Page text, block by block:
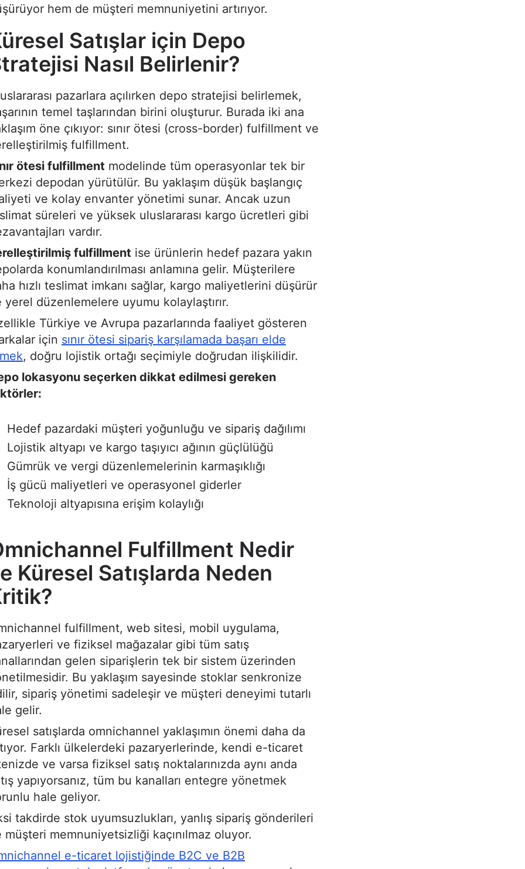
hem de müşteri memnuniyetini artırıyor.
Satışlar için Depo
Nasıl Belirlenir?
pazarlara açılırken depo stratejisi belirlemek,
temel taşlarından birini oluşturur. Burada iki ana
öne çıkıyor: sınır ötesi (cross-border) fulfillment ve
fulfillment.
ötesi fulfillment modelinde tüm operasyonlar tek bir
depodan yürütülür. Bu yaklaşım düşük başlangıç
ve kolay envanter yönetimi sunar. Ancak uzun
süreleri ve yüksek uluslararası kargo ücretleri gibi
vardır.
fulfillment ise ürünlerin hedef pazara yakın
konumlandırılması anlamına gelir. Müşterilere
hızlı teslimat imkanı sağlar, kargo maliyetlerini düşürür
yerel düzenlemelere uyumu kolaylaştırır.
Türkiye ve Avrupa pazarlarında faaliyet gösteren
için sınır ötesi sipariş karşılamada başarı elde
, doğru lojistik ortağı seçimiyle doğrudan ilişkilidir.
lokasyonu seçerken dikkat edilmesi gereken
Hedef pazardaki müşteri yoğunluğu ve sipariş dağılımı
Lojistik altyapı ve kargo taşıyıcı ağının güçlülüğü
Gümrük ve vergi düzenlemelerinin karmaşıklığı
İş gücü maliyetleri ve operasyonel giderler
Teknoloji altyapısına erişim kolaylığı
Fulfillment Nedir
Küresel Satışlarda Neden
fulfillment, web sitesi, mobil uygulama,
ve fiziksel mağazalar gibi tüm satış
gelen siparişlerin tek bir sistem üzerinden
Bu yaklaşım sayesinde stoklar senkronize
sipariş yönetimi sadeleşir ve müşteri deneyimi tutarlı
gelir.
satışlarda omnichannel yaklaşımın önemi daha da
Farklı ülkelerdeki pazaryerlerinde, kendi e-ticaret
ve varsa fiziksel satış noktalarınızda aynı anda
yapıyorsanız, tüm bu kanalları entegre yönetmek
hale geliyor.
takdirde stok uyumsuzlukları, yanlış sipariş gönderileri
müşteri memnuniyetsizliği kaçınılmaz oluyor.
e-ticaret lojistiğinde B2C ve B2B